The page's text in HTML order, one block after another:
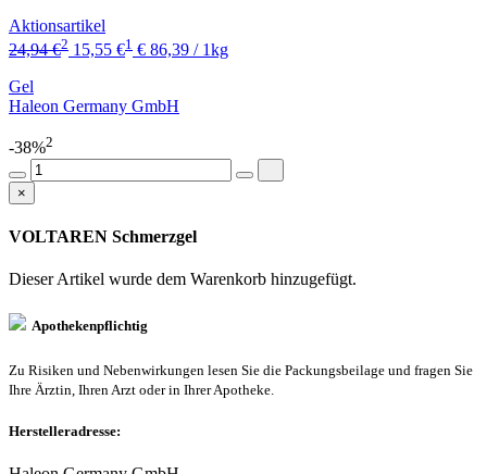
Aktionsartikel
24,94 €2 15,55 €1 € 86,39 / 1kg
Gel
Haleon Germany GmbH
-38%2
×
VOLTAREN Schmerzgel
Dieser Artikel wurde dem Warenkorb hinzugefügt.
Apothekenpflichtig
Zu Risiken und Nebenwirkungen lesen Sie die Packungsbeilage und fragen Sie
Ihre Ärztin, Ihren Arzt oder in Ihrer Apotheke.
Herstelleradresse: